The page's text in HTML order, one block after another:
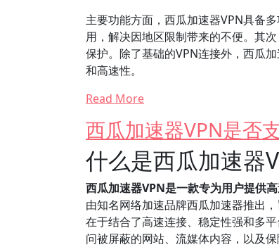
主要功能方面，西瓜加速器VPN具备
用，解决因地区限制带来的不便。其
保护。除了基础的VPN连接外，西瓜
和高速性。
Read More
西瓜加速器VPN是否
什么是西瓜加速器
西瓜加速器VPN是一款专为用户提供
由知名网络加速品牌西瓜加速器推出
在于结合了高速连接、稳定性强和多
问被屏蔽的网站、流媒体内容，以及